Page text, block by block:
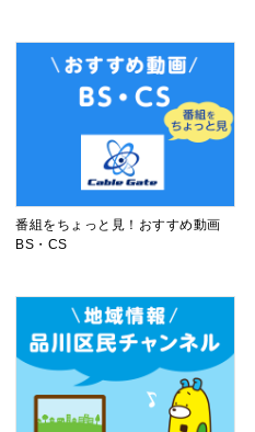
番組をちょっと見！おすすめ動画
BS・CS